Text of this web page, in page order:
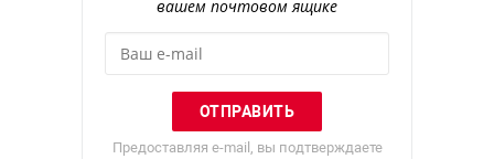
вашем почтовом ящике
Предоставляя e-mail, вы подтверждаете